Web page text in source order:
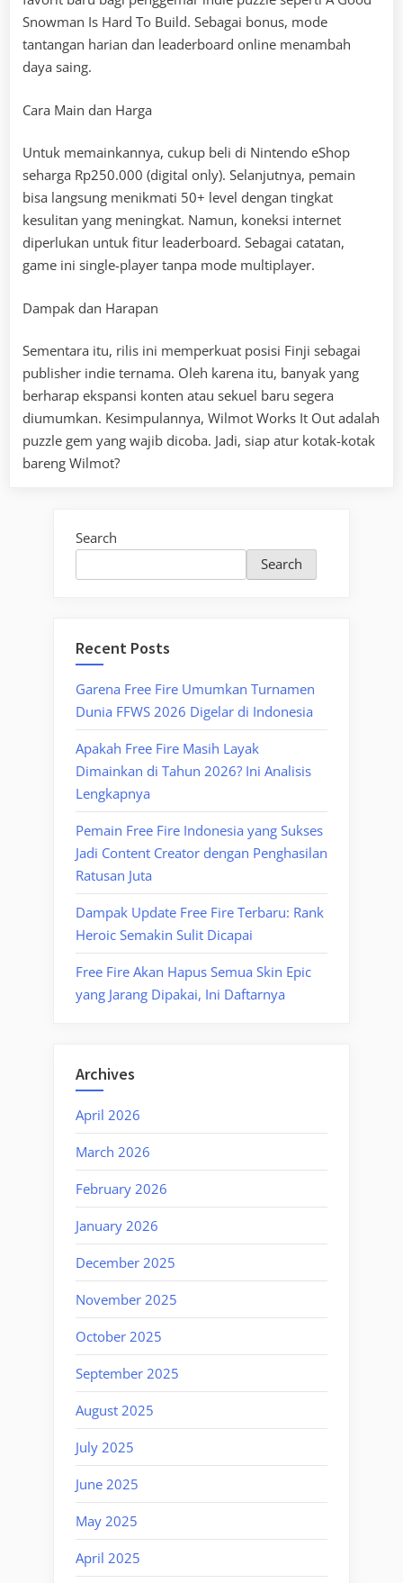
Snowman Is Hard To Build. Sebagai bonus, mode
tantangan harian dan leaderboard online menambah
daya saing.
Cara Main dan Harga
Untuk memainkannya, cukup beli di Nintendo eShop
seharga Rp250.000 (digital only). Selanjutnya, pemain
bisa langsung menikmati 50+ level dengan tingkat
kesulitan yang meningkat. Namun, koneksi internet
diperlukan untuk fitur leaderboard. Sebagai catatan,
game ini single-player tanpa mode multiplayer.
Dampak dan Harapan
Sementara itu, rilis ini memperkuat posisi Finji sebagai
publisher indie ternama. Oleh karena itu, banyak yang
berharap ekspansi konten atau sekuel baru segera
diumumkan. Kesimpulannya, Wilmot Works It Out adalah
puzzle gem yang wajib dicoba. Jadi, siap atur kotak-kotak
bareng Wilmot?
Search
Search
Recent Posts
Garena Free Fire Umumkan Turnamen
Dunia FFWS 2026 Digelar di Indonesia
Apakah Free Fire Masih Layak
Dimainkan di Tahun 2026? Ini Analisis
Lengkapnya
Pemain Free Fire Indonesia yang Sukses
Jadi Content Creator dengan Penghasilan
Ratusan Juta
Dampak Update Free Fire Terbaru: Rank
Heroic Semakin Sulit Dicapai
Free Fire Akan Hapus Semua Skin Epic
yang Jarang Dipakai, Ini Daftarnya
Archives
April 2026
March 2026
February 2026
January 2026
December 2025
November 2025
October 2025
September 2025
August 2025
July 2025
June 2025
May 2025
April 2025